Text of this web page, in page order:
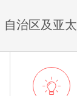
治区及亚
